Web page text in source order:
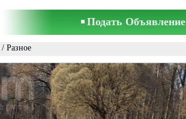
Подать Объявление
/ Разное